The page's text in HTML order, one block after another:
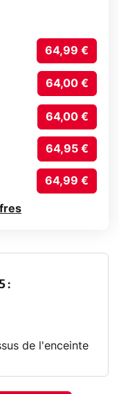
64,99 €
64,00 €
64,00 €
64,95 €
64,99 €
:
de l'enceinte